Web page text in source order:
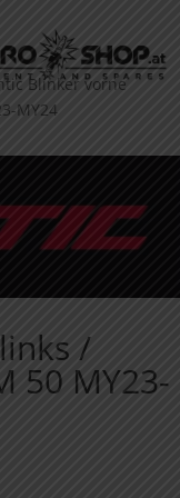
Blinker vorne
MY24
/
50 MY23-